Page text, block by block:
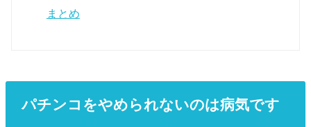
まとめ
パチンコをやめられないのは病気です